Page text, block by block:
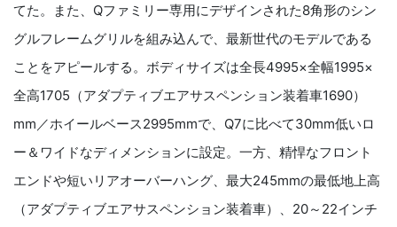
てた。また、 Qファミリー専用にデザインされた8角形のシン
グルフレームグリルを組み込んで、最新世代のモデルである
ことをアピールする。ボディサイズは全長4995×全幅1995×
全高1705 （アダプティブエアサスペンション装着車1690）
mm ／ホイールベース2995mmで、 Q7に比べて30mm低いロ
ー＆ワイドなディメンションに設定。一方、精悍なフロント
エンドや短いリアオーバーハング、最大245mmの最低地上高
（アダプティブエアサスペンション装着車）、 20～ 22インチ